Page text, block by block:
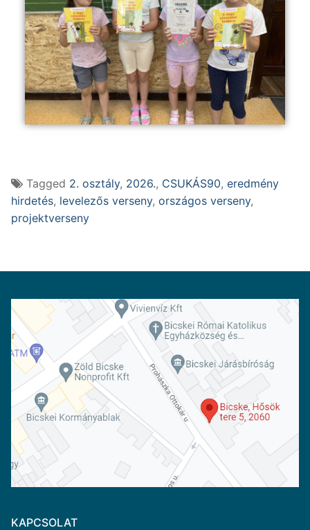
Tagged 2. osztály, 2026., CSUKÁS90, eredmény
hirdetés, levelezős verseny, országos verseny,
projektverseny
KAPCSOLAT